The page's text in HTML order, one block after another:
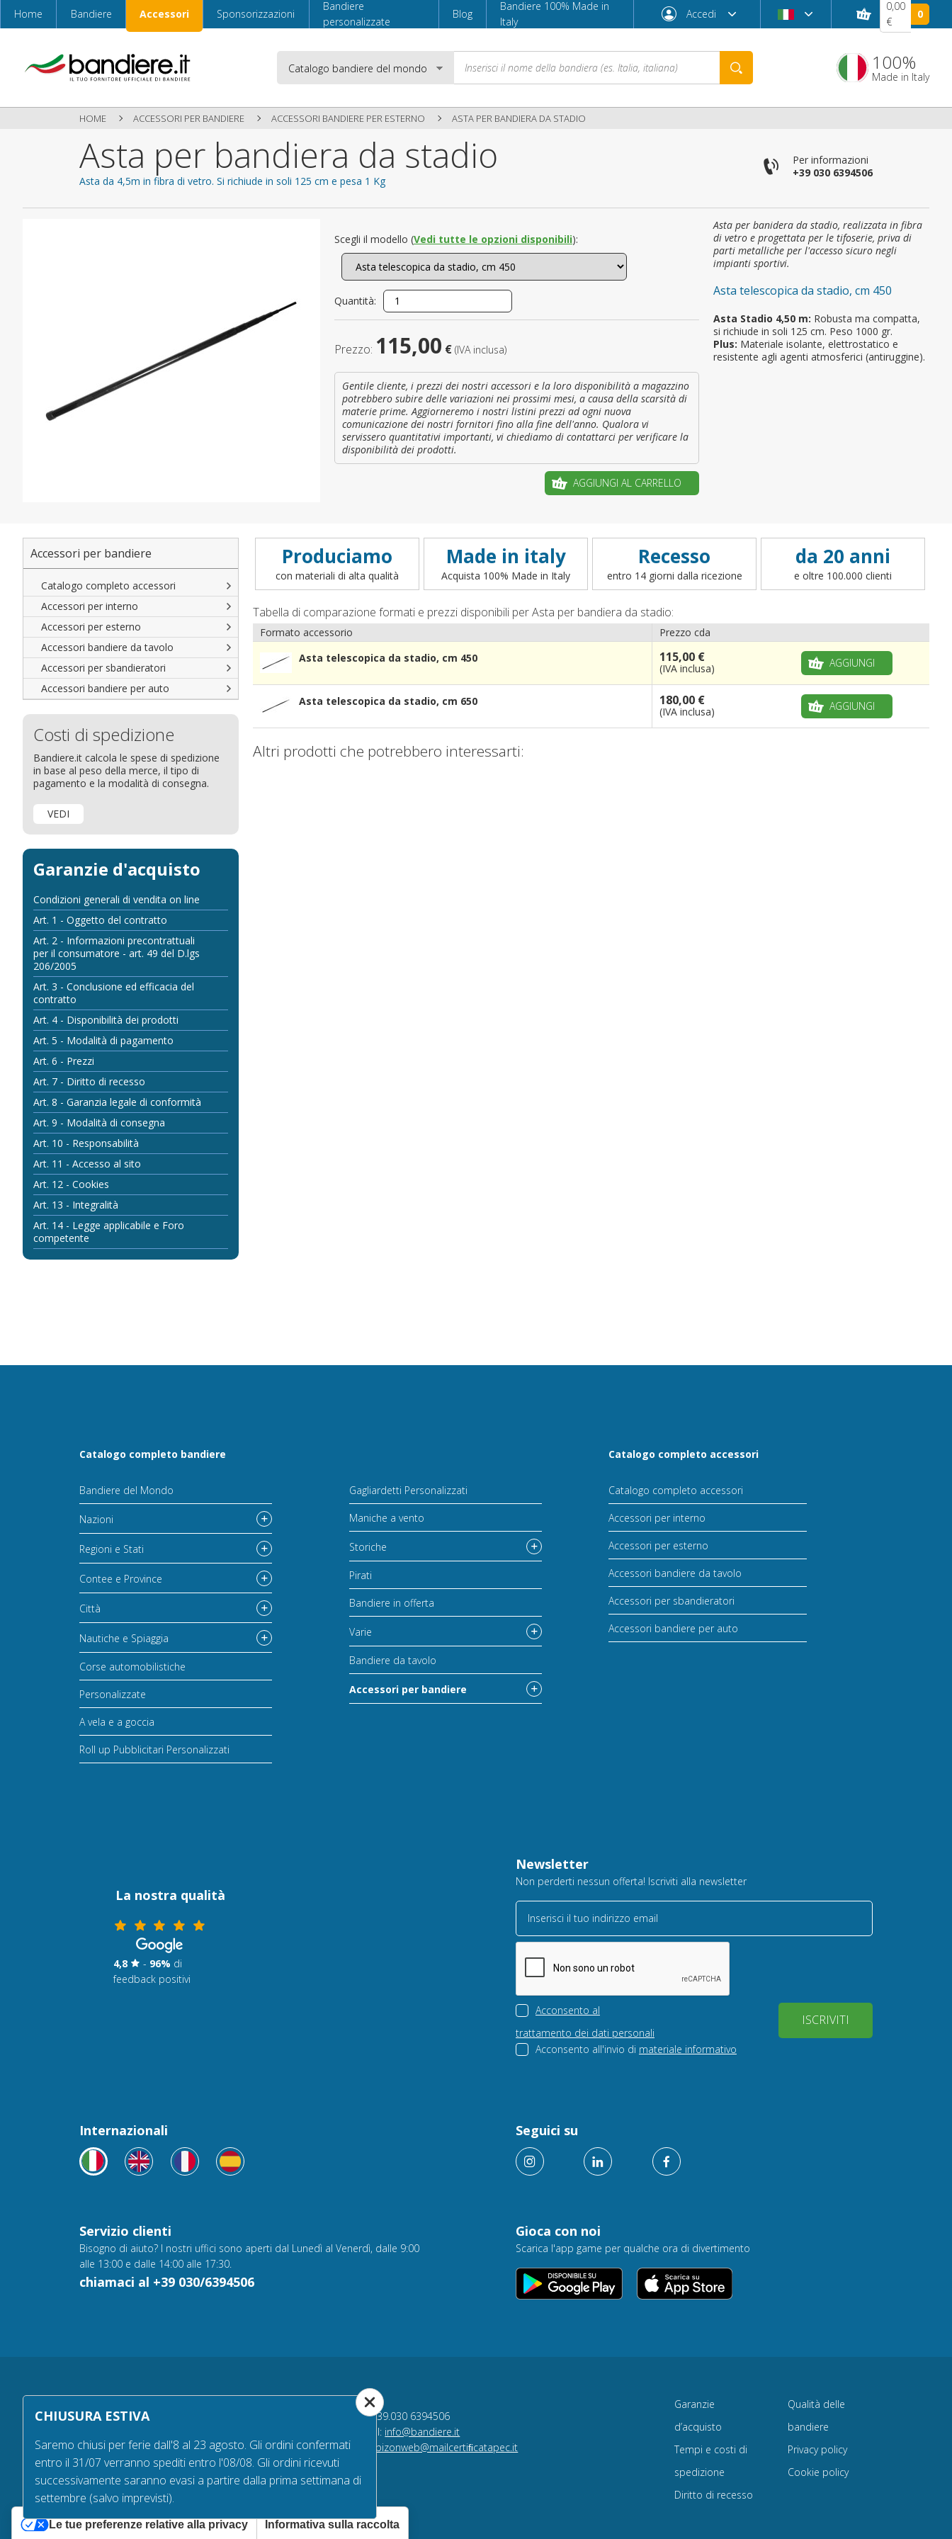
Home Bandiere Accessori Sponsorizzazioni
Bandiere
personalizzate
Blog
Bandiere 100% Made in
Italy
Accedi
Accedi Password dimenticata?
È il tuo primo ordine?
CREA UN NUOVO ACCOUNT
0,00
€
0
100%
Made in Italy
HOME ACCESSORI PER BANDIERE ACCESSORI BANDIERE PER ESTERNO ASTA PER BANDIERA DA STADIO
Asta per bandiera da stadio
Asta da 4,5m in fibra di vetro. Si richiude in soli 125 cm e pesa 1 Kg
Per informazioni
+39 030 6394506
Asta per banidera da stadio, realizzata in fibra
di vetro e progettata per le tifoserie, priva di
parti metalliche per l'accesso sicuro negli
impianti sportivi.
Asta telescopica da stadio, cm 450
Asta Stadio 4,50 m: Robusta ma compatta,
si richiude in soli 125 cm. Peso 1000 gr.
Plus: Materiale isolante, elettrostatico e
resistente agli agenti atmosferici (antiruggine).
Scegli il modello (Vedi tutte le opzioni disponibili):
Quantità:
Prezzo: 115,00 € (IVA inclusa)
Gentile cliente, i prezzi dei nostri accessori e la loro disponibilità a magazzino
potrebbero subire delle variazioni nei prossimi mesi, a causa della scarsità di
materie prime. Aggiorneremo i nostri listini prezzi ad ogni nuova
comunicazione dei nostri fornitori fino alla fine dell'anno. Qualora vi
servissero quantitativi importanti, vi chiediamo di contattarci per verificare la
disponibilità dei prodotti.
AGGIUNGI AL CARRELLO
Accessori per bandiere
Catalogo completo accessori
Accessori per interno
Accessori per esterno
Accessori bandiere da tavolo
Accessori per sbandieratori
Accessori bandiere per auto
Costi di spedizione
Bandiere.it calcola le spese di spedizione
in base al peso della merce, il tipo di
pagamento e la modalità di consegna.
VEDI
Garanzie d'acquisto
Condizioni generali di vendita on line
Art. 1 - Oggetto del contratto
Art. 2 - Informazioni precontrattuali
per il consumatore - art. 49 del D.lgs
206/2005
Art. 3 - Conclusione ed efficacia del
contratto
Art. 4 - Disponibilità dei prodotti
Art. 5 - Modalità di pagamento
Art. 6 - Prezzi
Art. 7 - Diritto di recesso
Art. 8 - Garanzia legale di conformità
Art. 9 - Modalità di consegna
Art. 10 - Responsabilità
Art. 11 - Accesso al sito
Art. 12 - Cookies
Art. 13 - Integralità
Art. 14 - Legge applicabile e Foro
competente
Produciamo
con materiali di alta qualità
Made in italy
Acquista 100% Made in Italy
Recesso
entro 14 giorni dalla ricezione
da 20 anni
e oltre 100.000 clienti
Tabella di comparazione formati e prezzi disponibili per Asta per bandiera da stadio:
Formato accessorio
Prezzo cda
Asta telescopica da stadio, cm 450
115,00 €
(IVA inclusa) AGGIUNGI
Asta telescopica da stadio, cm 650 180,00 €
(IVA inclusa) AGGIUNGI
Altri prodotti che potrebbero interessarti:
Catalogo completo bandiere
Bandiere del Mondo
Nazioni
Regioni e Stati
Contee e Province
Città
Nautiche e Spiaggia
Corse automobilistiche
Personalizzate
A vela e a goccia
Roll up Pubblicitari Personalizzati
Gagliardetti Personalizzati
Maniche a vento
Storiche
Pirati
Bandiere in offerta
Varie
Bandiere da tavolo
Accessori per bandiere
Catalogo completo accessori
Catalogo completo accessori
Accessori per interno
Accessori per esterno
Accessori bandiere da tavolo
Accessori per sbandieratori
Accessori bandiere per auto
La nostra qualità
4,8 - 96% di
feedback positivi
Newsletter
Non perderti nessun offerta! Iscriviti alla newsletter
Inserisci il tuo indirizzo email
Acconsento al
trattamento dei dati personali
Acconsento all'invio di materiale informativo
ISCRIVITI
Servizio clienti
Bisogno di aiuto? I nostri uffici sono aperti dal Lunedì al Venerdì, dalle 9:00
alle 13:00 e dalle 14:00 alle 17:30.
chiamaci al +39 030/6394506
Internazionali Seguici su
Gioca con noi
Scarica l'app game per qualche ora di divertimento
All rights reserved - © Copyright 2000-2026 bizOnweb s.r.l
Via Fratelli Bandiera 18, 25122 - Brescia, Italia
Commercio di Brescia,
n° REA 432569 Capitale sociale versato Euro 25.000,00.
Tel +39.030 6394506
Email: info@bandiere.it
bizonweb@mailcertiﬁcatapec.it
Garanzie
d’acquisto
Tempi e costi di
spedizione
Diritto di recesso
Qualità delle
bandiere
Privacy policy
Cookie policy
CHIUSURA ESTIVA
Saremo chiusi per ferie dall'8 al 23 agosto. Gli ordini confermati
entro il 31/07 verranno spediti entro l'08/08. Gli ordini ricevuti
successivamente saranno evasi a partire dalla prima settimana di
settembre (salvo imprevisti).
Le tue preferenze relative alla privacy Informativa sulla raccolta